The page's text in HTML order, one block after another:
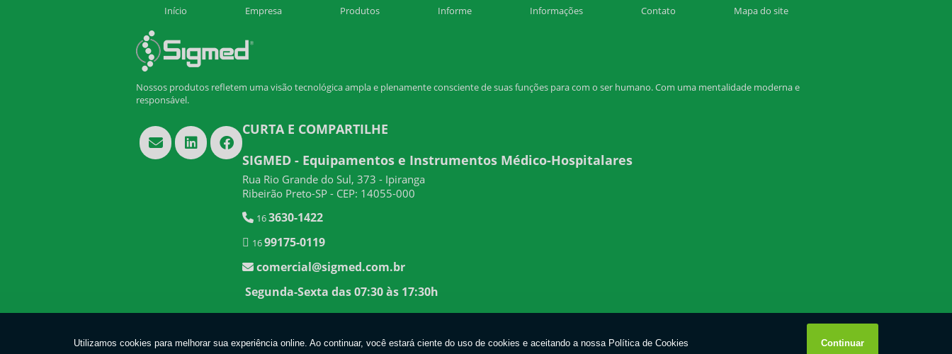
Início Empresa Produtos Informe Informações Contato Mapa do site
Nossos produtos refletem uma visão tecnológica ampla e plenamente consciente de suas funções para com o ser humano. Com uma mentalidade moderna e
responsável.
CURTA E COMPARTILHE
SIGMED - Equipamentos e Instrumentos Médico-Hospitalares
Rua Rio Grande do Sul, 373 - Ipiranga
Ribeirão Preto-SP - CEP: 14055-000
163630-1422
1699175-0119
comercial@sigmed.com.br
Segunda-Sexta das 07:30 às 17:30h